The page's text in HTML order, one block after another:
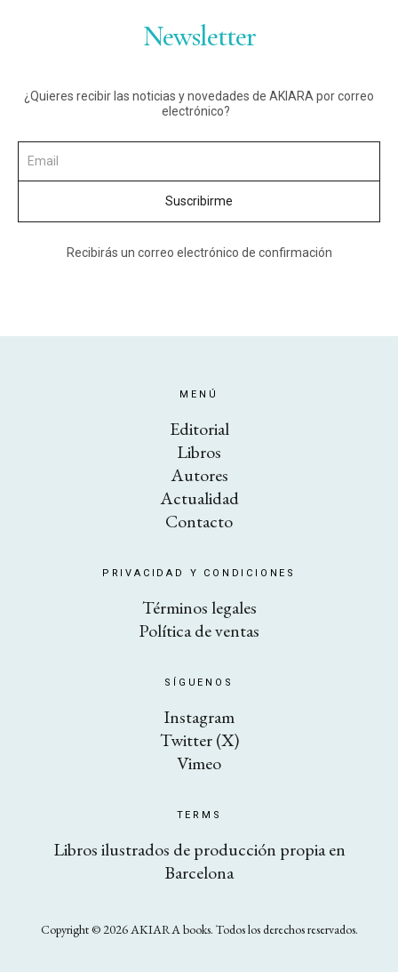
Newsletter
¿Quieres recibir las noticias y novedades de AKIARA por correo
electrónico?
Recibirás un correo electrónico de confirmación
MENÚ
Editorial
Libros
Autores
Actualidad
Contacto
PRIVACIDAD Y CONDICIONES
Términos legales
Política de ventas
SÍGUENOS
Instagram
Twitter (X)
Vimeo
TERMS
Libros ilustrados de producción propia en
Barcelona
Copyright © 2026 AKIARA books. Todos los derechos reservados